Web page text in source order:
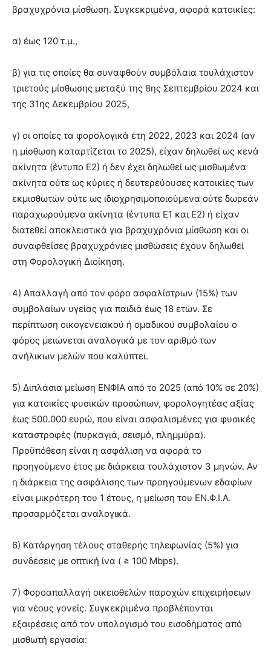
βραχυχρόνια μίσθωση. Συγκεκριμένα, αφορά κατοικίες:
α) έως 120 τ.μ.,
β) για τις οποίες θα συναφθούν συμβόλαια τουλάχιστον
τριετούς μίσθωσης μεταξύ της 8ης Σεπτεμβρίου 2024 και
της 31ης Δεκεμβρίου 2025,
γ) οι οποίες τα φορολογικά έτη 2022, 2023 και 2024 (αν
η μίσθωση καταρτίζεται το 2025), είχαν δηλωθεί ως κενά
ακίνητα (έντυπο Ε2) ή δεν έχει δηλωθεί ως μισθωμένα
ακίνητα ούτε ως κύριες ή δευτερεύουσες κατοικίες των
εκμισθωτών ούτε ως ιδιοχρησιμοποιούμενα ούτε δωρεάν
παραχωρούμενα ακίνητα (έντυπα Ε1 και Ε2) ή είχαν
διατεθεί αποκλειστικά για βραχυχρόνια μίσθωση και οι
συναφθείσες βραχυχρόνιες μισθώσεις έχουν δηλωθεί
στη Φορολογική Διοίκηση.
4) Απαλλαγή από τον φόρο ασφαλίστρων (15%) των
συμβολαίων υγείας για παιδιά έως 18 ετών. Σε
περίπτωση οικογενειακού ή ομαδικού συμβολαίου ο
φόρος μειώνεται αναλογικά με τον αριθμό των
ανήλικων μελών που καλύπτει.
5) Διπλάσια μείωση ΕΝΦΙΑ από το 2025 (από 10% σε 20%)
για κατοικίες φυσικών προσώπων, φορολογητέας αξίας
έως 500.000 ευρώ, που είναι ασφαλισμένες για φυσικές
καταστροφές (πυρκαγιά, σεισμό, πλημμύρα).
Προϋπόθεση είναι η ασφάλιση να αφορά το
προηγούμενο έτος με διάρκεια τουλάχιστον 3 μηνών. Αν
η διάρκεια της ασφάλισης των προηγούμενων εδαφίων
είναι μικρότερη του 1 έτους, η μείωση του ΕΝ.Φ.Ι.Α.
προσαρμόζεται αναλογικά.
6) Κατάργηση τέλους σταθερής τηλεφωνίας (5%) για
συνδέσεις με οπτική ίνα ( ≥ 100 Μbps).
7) Φοροαπαλλαγή οικειοθελών παροχών επιχειρήσεων
για νέους γονείς. Συγκεκριμένα προβλέπονται
εξαιρέσεις από τον υπολογισμό του εισοδήματος από
μισθωτή εργασία: